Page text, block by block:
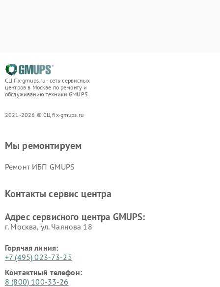
СЦ fix-gmups.ru - сеть сервисных
центров в Москве по ремонту и
обслуживанию техники GMUPS
2021-2026 © СЦ fix-gmups.ru
Мы ремонтируем
Ремонт ИБП GMUPS
Контакты сервис центра
Адрес сервисного центра GMUPS:
г. Москва, ул. Чаянова 18
Горячая линия:
+7 (495) 023-73-25
Контактный телефон:
8 (800) 100-33-26